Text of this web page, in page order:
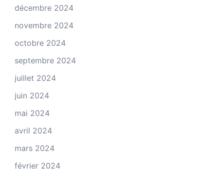
décembre 2024
novembre 2024
octobre 2024
septembre 2024
juillet 2024
juin 2024
mai 2024
avril 2024
mars 2024
février 2024